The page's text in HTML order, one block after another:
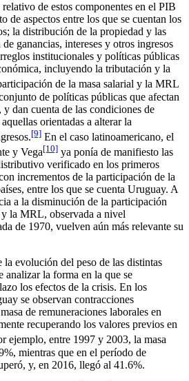
de estos componentes en el PIB
de aspectos entre los que se cuentan los
la distribución de la propiedad y las
ganancias, intereses y otros ingresos
institucionales y políticas públicas
incluyendo la tributación y la
de la masa salarial y la MRL
de políticas públicas que afectan
dan cuenta de las condiciones de
orientadas a alterar la
[9] En el caso latinoamericano, el
y Vega[10] ya ponía de manifiesto las
verificado en los primeros
incrementos de la participación de la
entre los que se cuenta Uruguay. A
a la disminución de la participación
la MRL, observada a nivel
de 1970, vuelven aún más relevante su
evolución del peso de las distintas
analizar la forma en la que se
los efectos de la crisis. En los
se observan contracciones
de remuneraciones laborales en
recuperando los valores previos en
ejemplo, entre 1997 y 2003, la masa
mientras que en el período de
y, en 2016, llegó al 41.6%.